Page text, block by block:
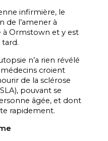
infirmière, le
de l’amener à
à Ormstown et y est
n’a rien révélé
croient
de la sclérose
pouvant se
âgée, et dont
rapidement.